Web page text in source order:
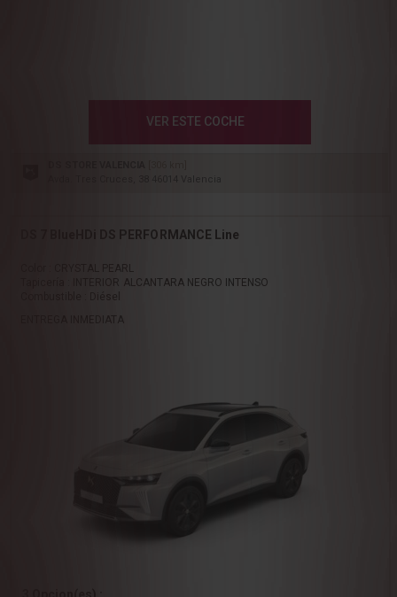
VER ESTE COCHE
Avda. Tres Cruces, 38 46014 Valencia
DS 7 BlueHDi DS PERFORMANCE Line
Color : CRYSTAL PEARL
Tapicería : INTERIOR ALCANTARA NEGRO INTENSO
ENTREGA INMEDIATA